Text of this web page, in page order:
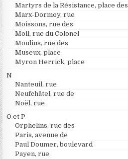
Martyrs de la Résistance, place des
Marx-Dormoy, rue
Moissons, rue des
Moll, rue du Colonel
Moulins, rue des
Museux, place
Myron Herrick, place
N
Nanteuil, rue
Neufchâtel, rue de
Noël, rue
O et P
Orphelins, rue des
Paris, avenue de
Paul Doumer, boulevard
Payen, rue